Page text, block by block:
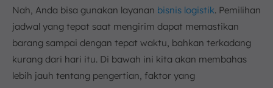
Nah, Anda bisa gunakan layanan bisnis logistik. Pemilihan
jadwal yang tepat saat mengirim dapat memastikan
barang sampai dengan tepat waktu, bahkan terkadang
kurang dari hari itu. Di bawah ini kita akan membahas
lebih jauh tentang pengertian, faktor yang